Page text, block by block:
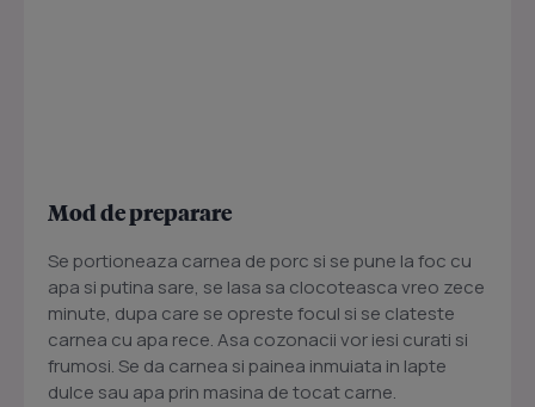
Mod de preparare
Se portioneaza carnea de porc si se pune la foc cu
apa si putina sare, se lasa sa clocoteasca vreo zece
minute, dupa care se opreste focul si se clateste
carnea cu apa rece. Asa cozonacii vor iesi curati si
frumosi. Se da carnea si painea inmuiata in lapte
dulce sau apa prin masina de tocat carne.